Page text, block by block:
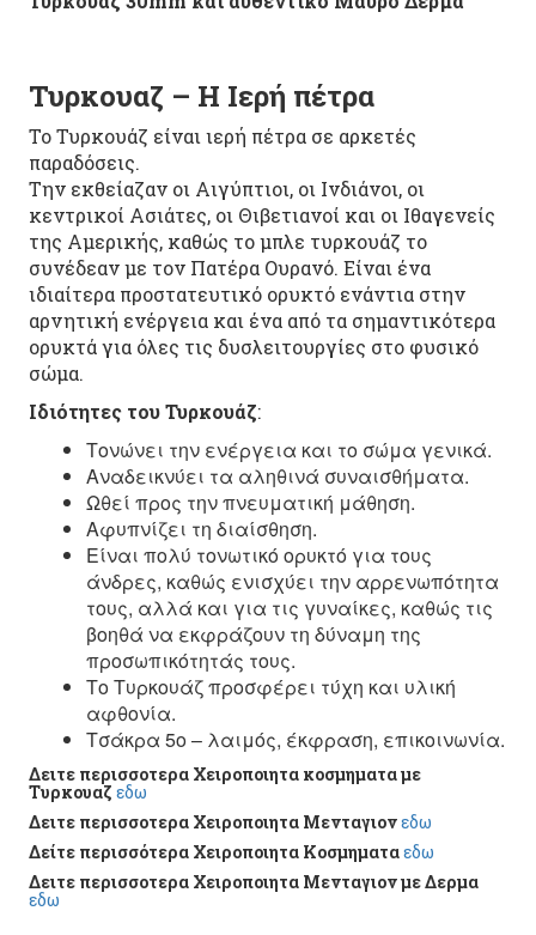
Τυρκουαζ – Η Ιερή πέτρα
Το Τυρκουάζ είναι ιερή πέτρα σε αρκετές
παραδόσεις.
Την εκθείαζαν οι Αιγύπτιοι, οι Ινδιάνοι, οι
κεντρικοί Ασιάτες, οι Θιβετιανοί και οι Ιθαγενείς
της Αμερικής, καθώς το μπλε τυρκουάζ το
συνέδεαν με τον Πατέρα Ουρανό. Είναι ένα
ιδιαίτερα προστατευτικό ορυκτό ενάντια στην
αρνητική ενέργεια και ένα από τα σημαντικότερα
ορυκτά για όλες τις δυσλειτουργίες στο φυσικό
σώμα.
Ιδιότητες του Τυρκουάζ:
Τονώνει την ενέργεια και το σώμα γενικά.
Αναδεικνύει τα αληθινά συναισθήματα.
Ωθεί προς την πνευματική μάθηση.
Αφυπνίζει τη διαίσθηση.
Είναι πολύ τονωτικό ορυκτό για τους
άνδρες, καθώς ενισχύει την αρρενωπότητα
τους, αλλά και για τις γυναίκες, καθώς τις
βοηθά να εκφράζουν τη δύναμη της
προσωπικότητάς τους.
Το Τυρκουάζ προσφέρει τύχη και υλική
αφθονία.
Τσάκρα 5ο – λαιμός, έκφραση, επικοινωνία.
Δειτε περισσοτερα Χειροποιητα κοσμηματα με
Τυρκουαζ εδω
Δειτε περισσοτερα Χειροποιητα Μενταγιονεδω
Δείτε περισσότερα Χειροποιητα Κοσμηματαεδω
Δειτε περισσοτερα Χειροποιητα Μενταγιον με Δερμα
εδω